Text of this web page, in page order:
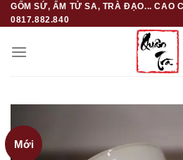
Skip
to
GỐM SỨ, ẤM TỬ SA, TRÀ ĐẠO... CAO
0817.882.840
Mới